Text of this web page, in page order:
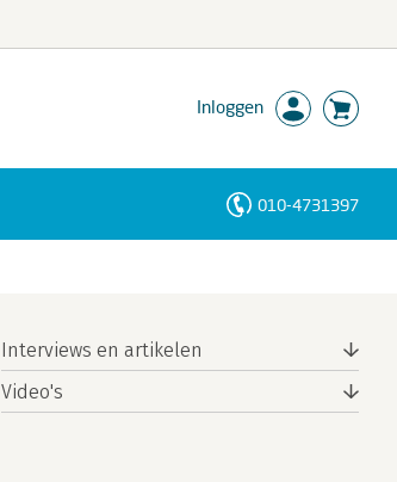
Inloggen
010-4731397
Interviews en artikelen
Video's